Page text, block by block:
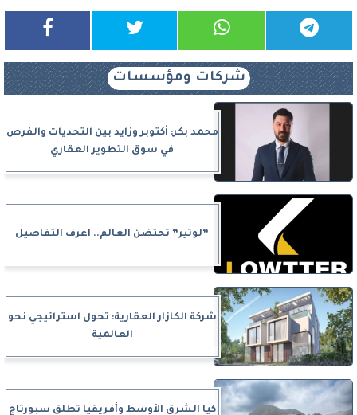
شركات ومؤسسات
محمد بكر: أكتوبر وزايد بين التحديات والفرص
في سوق التطوير العقاري
”لوتير” تحتضن العالم.. اعرف التفاصيل
شركة الكازار العقارية: تحول استراتيجي نحو
العالمية
كيا الشرق الأوسط وأفريقيا تطلق سبورتاج